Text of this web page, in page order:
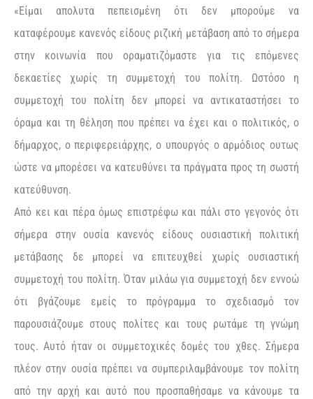
«Είμαι απολυτα πεπεισμένη ότι δεν μπορούμε να
καταφέρουμε κανενός είδους ριζική μετάβαση από το σήμερα
στην κοινωνία που οραματιζόμαστε για τις επόμενες
δεκαετίες χωρίς τη συμμετοχή του πολίτη. Ωστόσο η
συμμετοχή του πολίτη δεν μπορεί να αντικαταστήσει το
όραμα και τη θέληση που πρέπει να έχει και ο πολιτικός, ο
δήμαρχος, ο περιφερειάρχης, ο υπουργός ο αρμόδιος ουτως
ώστε να μπορέσει να κατευθύνει τα πράγματα προς τη σωστή
κατεύθυνση.
Από κει και πέρα όμως επιστρέφω και πάλι στο γεγονός ότι
σήμερα στην ουσία κανενός είδους ουσιαστική πολιτική
μετάβασης δε μπορεί να επιτευχθεί χωρίς ουσιαστική
συμμετοχή του πολίτη. Όταν μιλάω για συμμετοχή δεν εννοώ
ότι βγάζουμε εμείς το πρόγραμμα το σχεδιασμό τον
παρουσιάζουμε στους πολίτες και τους ρωτάμε τη γνώμη
τους. Αυτό ήταν οι συμμετοχικές δομές του χθες. Σήμερα
πλέον στην ουσία πρέπει να συμπεριλαμβάνουμε τον πολίτη
από την αρχή και αυτό που προσπαθήσαμε να κάνουμε τα